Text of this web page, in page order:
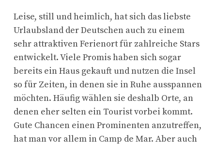
Leise, still und heimlich, hat sich das liebste
Urlaubsland der Deutschen auch zu einem
sehr attraktiven Ferienort für zahlreiche Stars
entwickelt. Viele Promis haben sich sogar
bereits ein Haus gekauft und nutzen die Insel
so für Zeiten, in denen sie in Ruhe ausspannen
möchten. Häufig wählen sie deshalb Orte, an
denen eher selten ein Tourist vorbei kommt.
Gute Chancen einen Prominenten anzutreffen,
hat man vor allem in Camp de Mar. Aber auch